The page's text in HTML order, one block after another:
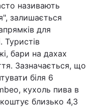
називають
залишається
для
Туристів
бари на дахах
Зазначається, що
біля 6
кухоль пива в
близько 4,3